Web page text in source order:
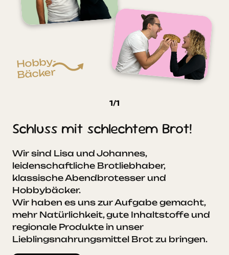
Hobby-
Bäcker
Schluss mit schlechtem Brot!
Wir sind Lisa und Johannes,
leidenschaftliche Brotliebhaber,
klassische Abendbrotesser und
Hobbybäcker.
Wir haben es uns zur Aufgabe gemacht,
mehr Natürlichkeit, gute Inhaltstoffe und
regionale Produkte in unser
Lieblingsnahrungsmittel Brot zu bringen.
1/1